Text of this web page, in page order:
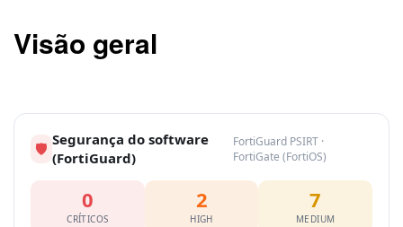
Visão geral
🛡 Segurança do software
(FortiGuard)
FortiGuard PSIRT ·
FortiGate (FortiOS)
0
CRÍTICOS
2
HIGH
7
MEDIUM